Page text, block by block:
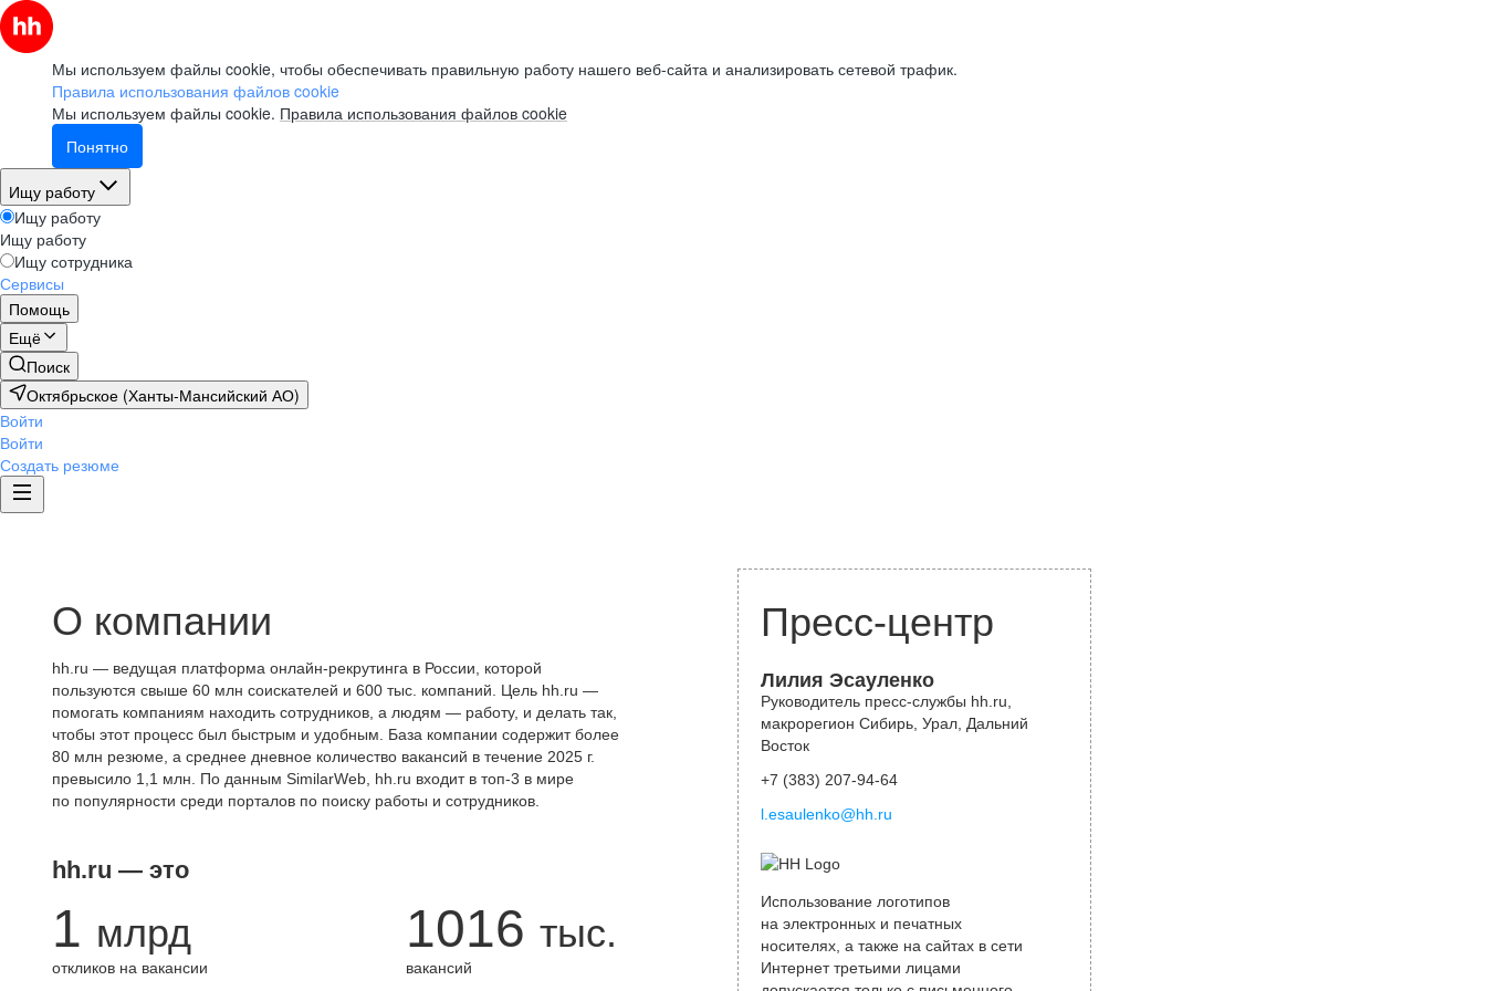
Мы используем файлы cookie, чтобы обеспечивать правильную работу нашего веб-сайта и анализировать сетевой трафик.
Правила использования файлов cookie
Мы используем файлы cookie. Правила использования файлов cookie
Понятно
Ищу работу
Ищу работу
Ищу работу
Ищу сотрудника
Сервисы
Помощь
Ещё
Поиск
Октябрьское (Ханты-Мансийский АО)
Войти
Войти
Создать резюме
О компании
hh.ru — ведущая платформа онлайн-рекрутинга в России, которой
пользуются свыше 60 млн соискателей и 600 тыс. компаний. Цель hh.ru —
помогать компаниям находить сотрудников, а людям — работу, и делать так,
чтобы этот процесс был быстрым и удобным. База компании содержит более
80 млн резюме, а среднее дневное количество вакансий в течение 2025 г.
превысило 1,1 млн. По данным SimilarWeb, hh.ru входит в топ-3 в мире
по популярности среди порталов по поиску работы и сотрудников.
hh.ru — это
1 млрд
откликов на вакансии
1016 тыс.
вакансий
Пресс-центр
Лилия Эсауленко
Руководитель пресс-службы hh.ru,
макрорегион Сибирь, Урал, Дальний
Восток
+7 (383) 207-94-64
l.esaulenko@hh.ru
Использование логотипов
на электронных и печатных
носителях, а также на сайтах в сети
Интернет третьими лицами